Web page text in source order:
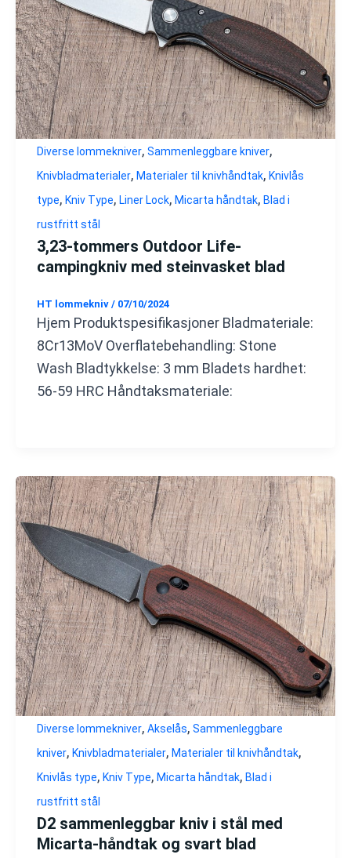
Diverse lommekniver, Sammenleggbare kniver,
Knivbladmaterialer, Materialer til knivhåndtak, Knivlås
type, Kniv Type, Liner Lock, Micarta håndtak, Blad i
rustfritt stål
3,23-tommers Outdoor Life-
campingkniv med steinvasket blad
HT lommekniv / 07/10/2024
Hjem Produktspesifikasjoner Bladmateriale:
8Cr13MoV Overflatebehandling: Stone
Wash Bladtykkelse: 3 mm Bladets hardhet:
56-59 HRC Håndtaksmateriale:
Diverse lommekniver, Akselås, Sammenleggbare
kniver, Knivbladmaterialer, Materialer til knivhåndtak,
Knivlås type, Kniv Type, Micarta håndtak, Blad i
rustfritt stål
D2 sammenleggbar kniv i stål med
Micarta-håndtak og svart blad